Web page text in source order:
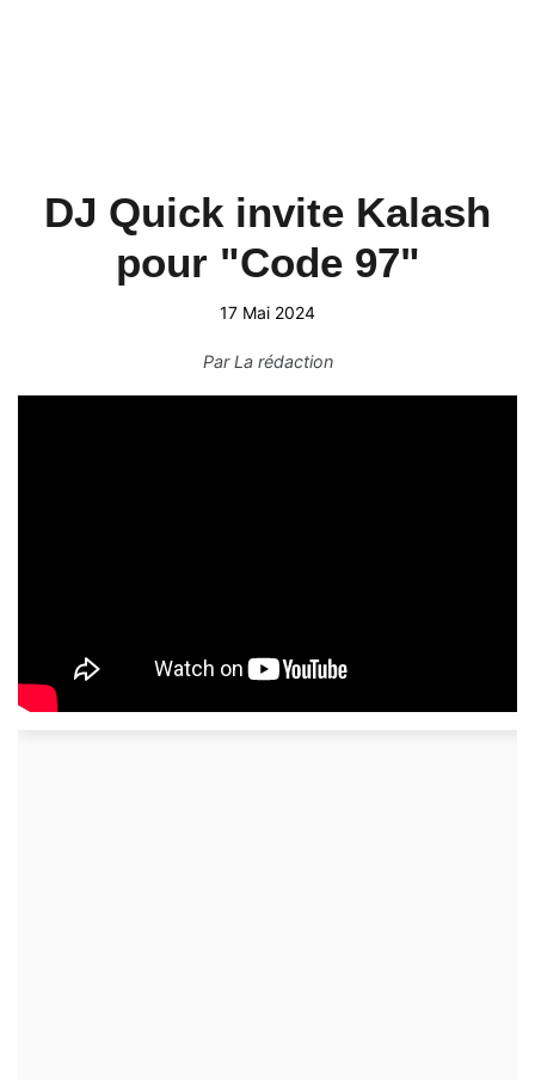
DJ Quick invite Kalash
pour "Code 97"
17 Mai 2024
ParLa rédaction